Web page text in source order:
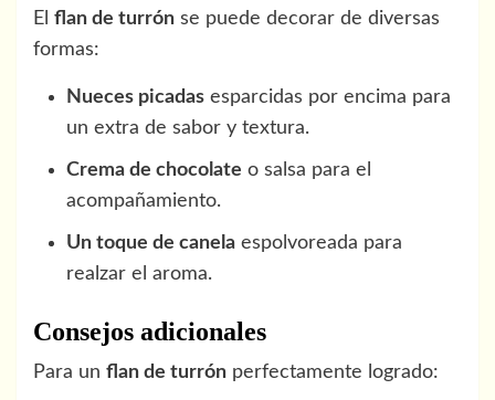
El flan de turrón se puede decorar de diversas
formas:
Nueces picadas esparcidas por encima para
un extra de sabor y textura.
Crema de chocolate o salsa para el
acompañamiento.
Un toque de canela espolvoreada para
realzar el aroma.
Consejos adicionales
Para un flan de turrón perfectamente logrado: